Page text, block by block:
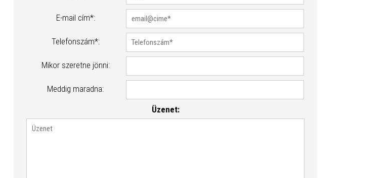
E-mail cím*:
Telefonszám*:
Mikor szeretne jönni:
Meddig maradna:
Üzenet: